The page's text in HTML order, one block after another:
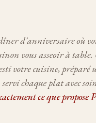
d'anniversaire où
vous asseoir à table.
votre cuisine, préparé
chaque plat avec
ce que propose